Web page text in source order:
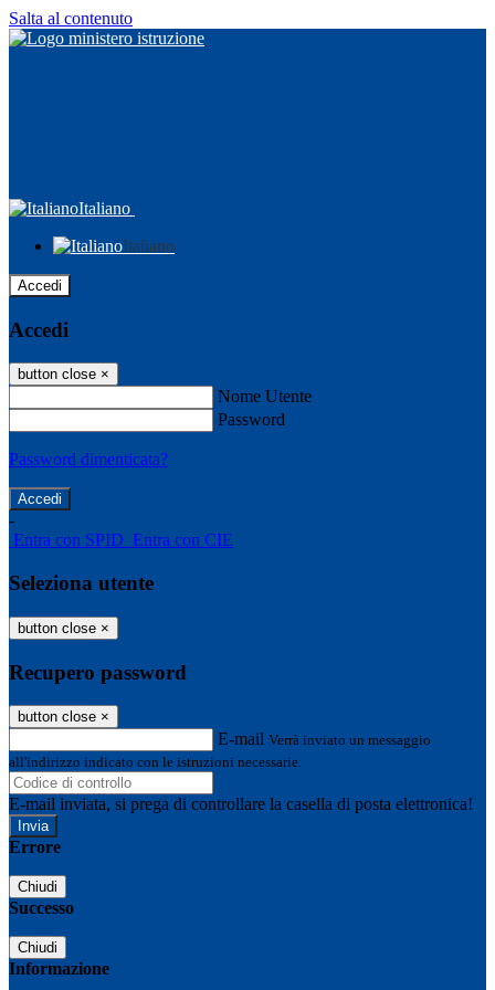
Salta al contenuto
Italiano
Italiano
Accedi
Accedi
button close ×
Nome Utente
Password
Password dimenticata?
-
Entra con SPID Entra con CIE
Seleziona utente
button close ×
Recupero password
button close ×
E-mail Verrà inviato un messaggio
all'indirizzo indicato con le istruzioni necessarie.
E-mail inviata, si prega di controllare la casella di posta elettronica!
Errore
Chiudi
Successo
Chiudi
Informazione